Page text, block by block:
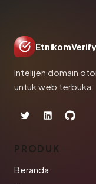
EtnikomVerify
Intelijen domain
untuk web terbuka.
PRODUK
Beranda